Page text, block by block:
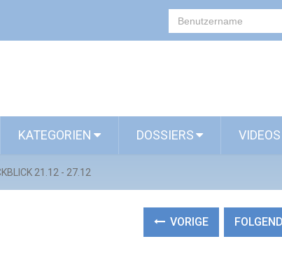
KATEGORIEN DOSSIERS VIDEOS
21.12 - 27.12
VORIGE